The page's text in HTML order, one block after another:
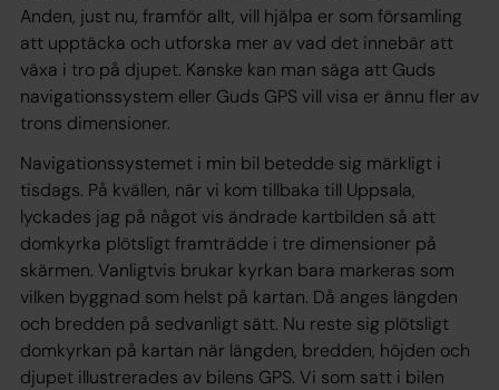
Anden, just nu, framför allt, vill hjälpa er som församling
att upptäcka och utforska mer av vad det innebär att
växa i tro på djupet. Kanske kan man säga att Guds
navigationssystem eller Guds GPS vill visa er ännu fler av
trons dimensioner.
Navigationssystemet i min bil betedde sig märkligt i
tisdags. På kvällen, när vi kom tillbaka till Uppsala,
lyckades jag på något vis ändrade kartbilden så att
domkyrka plötsligt framträdde i tre dimensioner på
skärmen. Vanligtvis brukar kyrkan bara markeras som
vilken byggnad som helst på kartan. Då anges längden
och bredden på sedvanligt sätt. Nu reste sig plötsligt
domkyrkan på kartan när längden, bredden, höjden och
djupet illustrerades av bilens GPS. Vi som satt i bilen